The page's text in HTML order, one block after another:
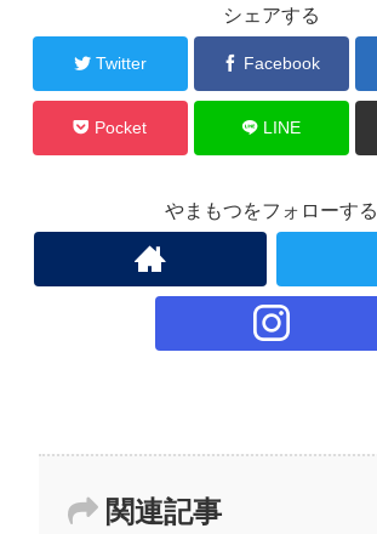
シェアする
Twitter Facebook
Pocket LINE
やまもつをフォローする
関連記事